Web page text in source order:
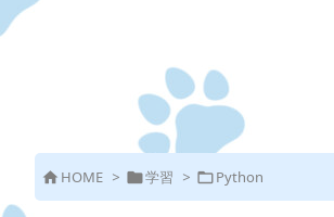
 HOME > 学習 > Python